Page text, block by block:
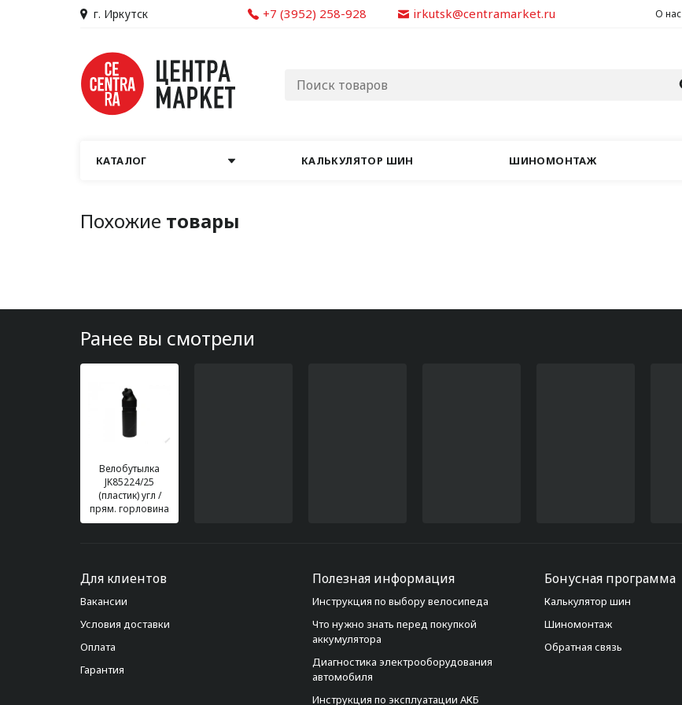
г. Иркутск +7 (3952) 258-928 irkutsk@centramarket.ru О нас
КАТАЛОГ КАЛЬКУЛЯТОР ШИН ШИНОМОНТАЖ
Похожие товары
Ранее вы смотрели
Велобутылка
JK85224/25
(пластик) угл /
прям. горловина
Для клиентов
Вакансии
Условия доставки
Оплата
Гарантия
Полезная информация
Инструкция по выбору велосипеда
Что нужно знать перед покупкой
аккумулятора
Диагностика электрооборудования
автомобиля
Инструкция по эксплуатации АКБ
Бонусная программа
Калькулятор шин
Шиномонтаж
Обратная связь